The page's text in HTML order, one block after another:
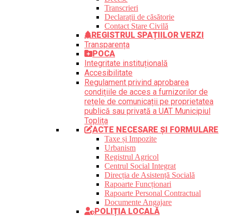
Transcrieri
Declarații de căsătorie
Contact Stare Civilă
REGISTRUL SPAȚIILOR VERZI
Transparența
POCA
Integritate instituțională
Accesibilitate
Regulament privind aprobarea
condițiile de acces a furnizorilor de
rețele de comunicații pe proprietatea
publică sau privată a UAT Municipiul
Toplița
ACTE NECESARE ȘI FORMULARE
Taxe și Impozite
Urbanism
Registrul Agricol
Centrul Social Integrat
Direcția de Asistență Socială
Rapoarte Funcționari
Rapoarte Personal Contractual
Documente Angajare
POLIȚIA LOCALĂ